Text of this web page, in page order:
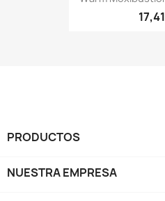
PRODUCTOS
NUESTRA EMPRESA